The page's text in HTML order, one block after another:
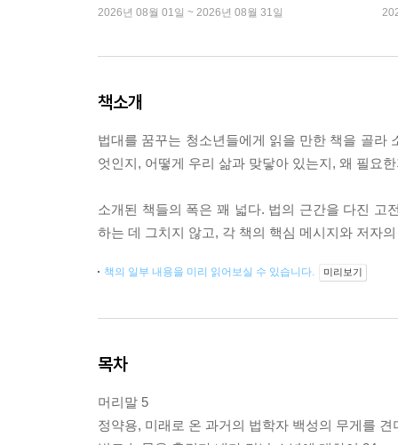
2026년 08월 01일 ~ 2026년 08월 31일
책소개
법대를 꿈꾸는 청소년들에게 읽을 만한 책을 골라
엇인지, 어떻게 우리 삶과 맞닿아 있는지, 왜 필요
소개된 책들의 폭은 꽤 넓다. 법의 근간을 다진 고
하는 데 그치지 않고, 각 책의 핵심 메시지와 저자
책의 일부 내용을 미리 읽어보실 수 있습니다. 미리보기
목차
머리말 5
정약용, 미래로 온 과거의 법학자 백성의 무게를 견